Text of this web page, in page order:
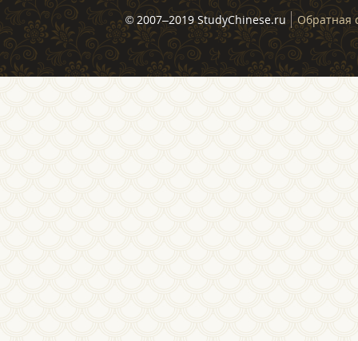
© 2007–2019 StudyChinese.ru Обратная